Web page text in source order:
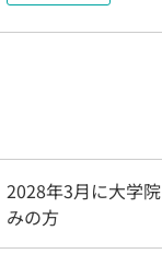
2028年3月に大学
みの方